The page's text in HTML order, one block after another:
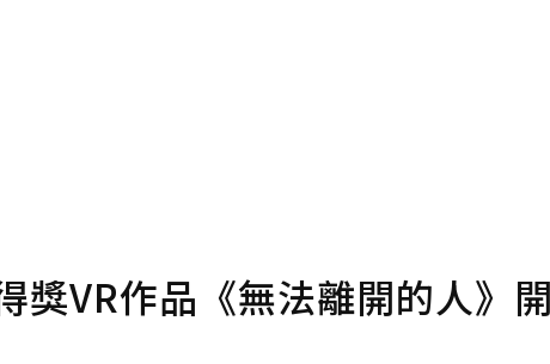
獎VR作品《無法離開的人》